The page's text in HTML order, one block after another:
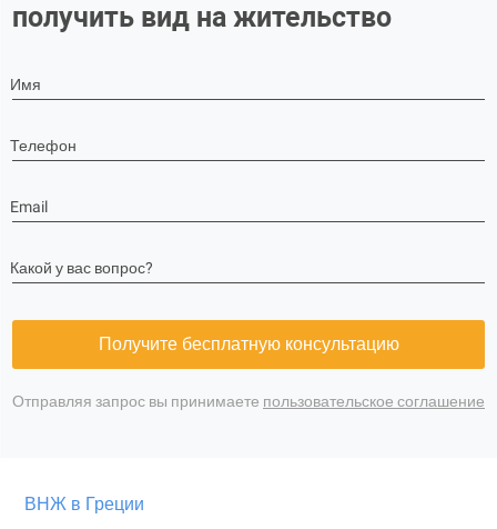
получить вид на жительство
Имя
Телефон
Email
Какой у вас вопрос?
Получите бесплатную консультацию
Отправляя запрос вы принимаете пользовательское соглашение
ВНЖ в Греции